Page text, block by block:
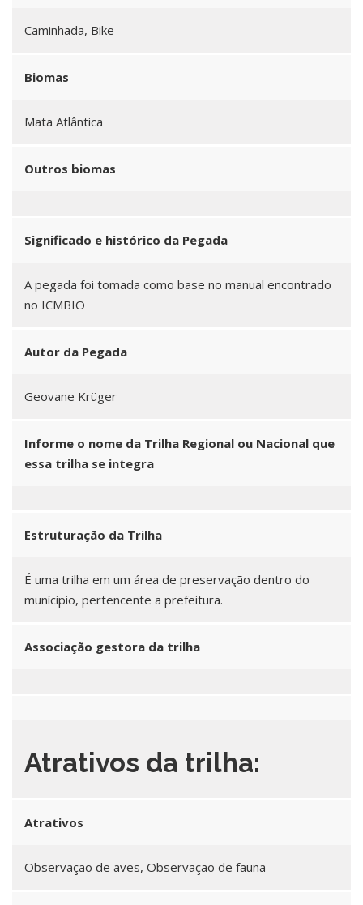
Caminhada, Bike
Biomas
Mata Atlântica
Outros biomas
Significado e histórico da Pegada
A pegada foi tomada como base no manual encontrado
no ICMBIO
Autor da Pegada
Geovane Krüger
Informe o nome da Trilha Regional ou Nacional que
essa trilha se integra
Estruturação da Trilha
É uma trilha em um área de preservação dentro do
munícipio, pertencente a prefeitura.
Associação gestora da trilha
Atrativos da trilha:
Atrativos
Observação de aves, Observação de fauna